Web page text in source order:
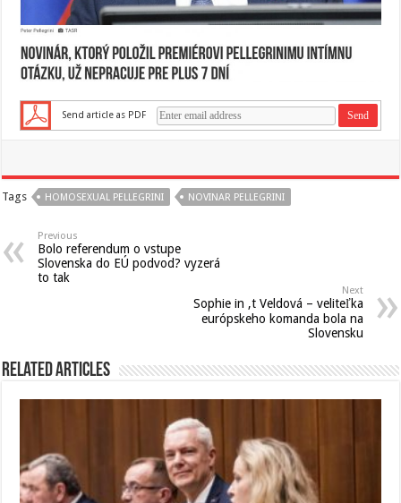
Send article as PDF
Tags HOMOSEXUAL PELLEGRINI NOVINAR PELLEGRINI
Previous
Bolo referendum o vstupe
Slovenska do EÚ podvod? vyzerá
to tak
Next
Sophie in ‚t Veldová – veliteľka
európskeho komanda bola na
Slovensku
Related Articles